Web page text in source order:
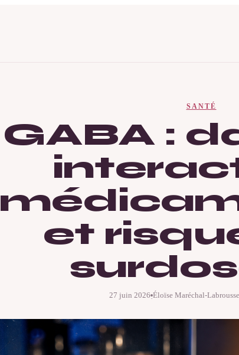
SANTÉ
GABA :
et
27 juin 2026·Éloïse Maréchal-Labrousse